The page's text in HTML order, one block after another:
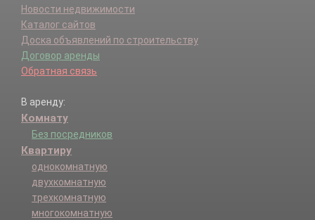
Новости недвижимости
Каталог сайтов
Доска объявлений по строительству
Договор аренды
Обратная связь
В аренду:
Комнату
Без посредников
Квартиру
однокомнатную
двухкомнатную
трехкомнатную
многокомнатную